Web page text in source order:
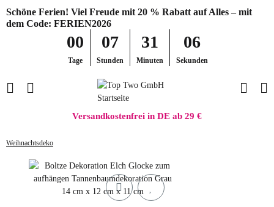
Schöne Ferien! Viel Freude mit 20 % Rabatt auf Alles – mit
dem Code: FERIEN2026
00
Tage
07
Stunden
31
Minuten
06
Sekunden
Versandkostenfrei in DE ab 29 €
Weihnachtsdeko